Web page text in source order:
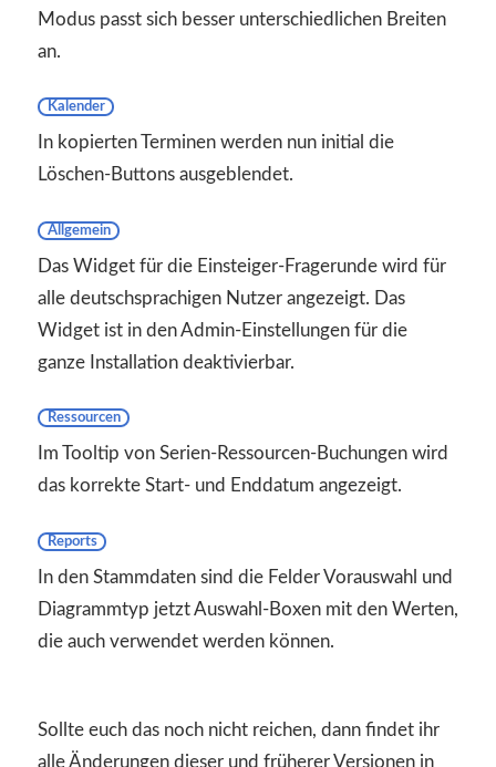
Modus passt sich besser unterschiedlichen Breiten
an.
Kalender
In kopierten Terminen werden nun initial die
Löschen-Buttons ausgeblendet.
Allgemein
Das Widget für die Einsteiger-Fragerunde wird für
alle deutschsprachigen Nutzer angezeigt. Das
Widget ist in den Admin-Einstellungen für die
ganze Installation deaktivierbar.
Ressourcen
Im Tooltip von Serien-Ressourcen-Buchungen wird
das korrekte Start- und Enddatum angezeigt.
Reports
In den Stammdaten sind die Felder Vorauswahl und
Diagrammtyp jetzt Auswahl-Boxen mit den Werten,
die auch verwendet werden können.
Sollte euch das noch nicht reichen, dann findet ihr
alle Änderungen dieser und früherer Versionen in